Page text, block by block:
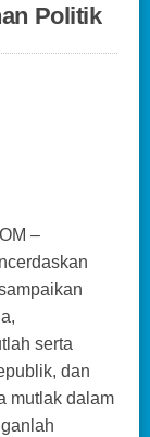
Politik
–
serta
dan
mutlak dalam